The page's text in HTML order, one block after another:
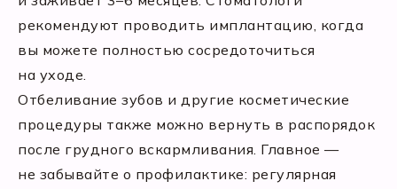
рекомендуют проводить имплантацию, когда
вы можете полностью сосредоточиться
на уходе.
Отбеливание зубов и другие косметические
процедуры также можно вернуть в распорядок
после грудного вскармливания. Главное —
не забывайте о профилактике: регулярная